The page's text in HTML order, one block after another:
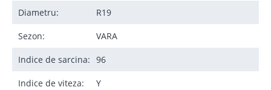
Diametru: R19
Sezon: VARA
Indice de sarcina: 96
Indice de viteza: Y